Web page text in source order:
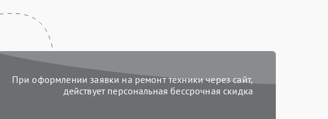
При оформлении заявки на ремонт техники через сайт,
действует персональная бессрочная скидка